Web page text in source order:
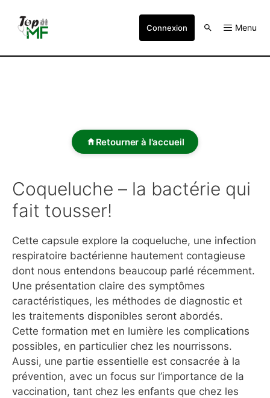
Connexion Menu
Retourner à l'accueil
Coqueluche – la bactérie qui
fait tousser!
Cette capsule explore la coqueluche, une infection
respiratoire bactérienne hautement contagieuse
dont nous entendons beaucoup parlé récemment.
Une présentation claire des symptômes
caractéristiques, les méthodes de diagnostic et
les traitements disponibles seront abordés.
Cette formation met en lumière les complications
possibles, en particulier chez les nourrissons.
Aussi, une partie essentielle est consacrée à la
prévention, avec un focus sur l’importance de la
vaccination, tant chez les enfants que chez les